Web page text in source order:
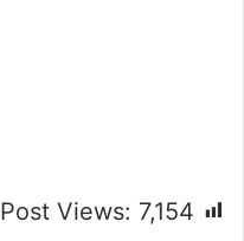
Post Views: 7,154